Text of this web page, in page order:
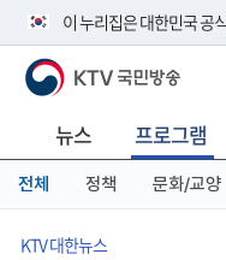
이 누리집은 대한민국 공
공식 누리집 주소 확인하기
니다.
이밖에 or.kr 또는 .kr등 다
서 도메인 주소를 확인해 보
KTV 국민방송
뉴스 프로그램
전체 정책 문화/교양
KTV 대한뉴스